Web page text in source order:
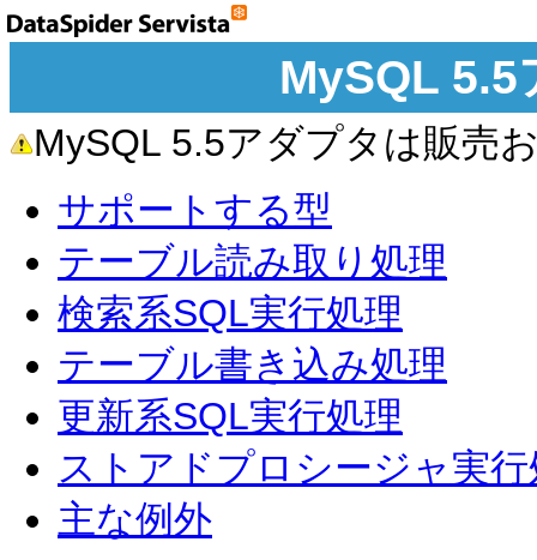
MySQL 5.5
MySQL 5.5アダプタは販売
サポートする型
テーブル読み取り処理
検索系SQL実行処理
テーブル書き込み処理
更新系SQL実行処理
ストアドプロシージャ実
主な例外